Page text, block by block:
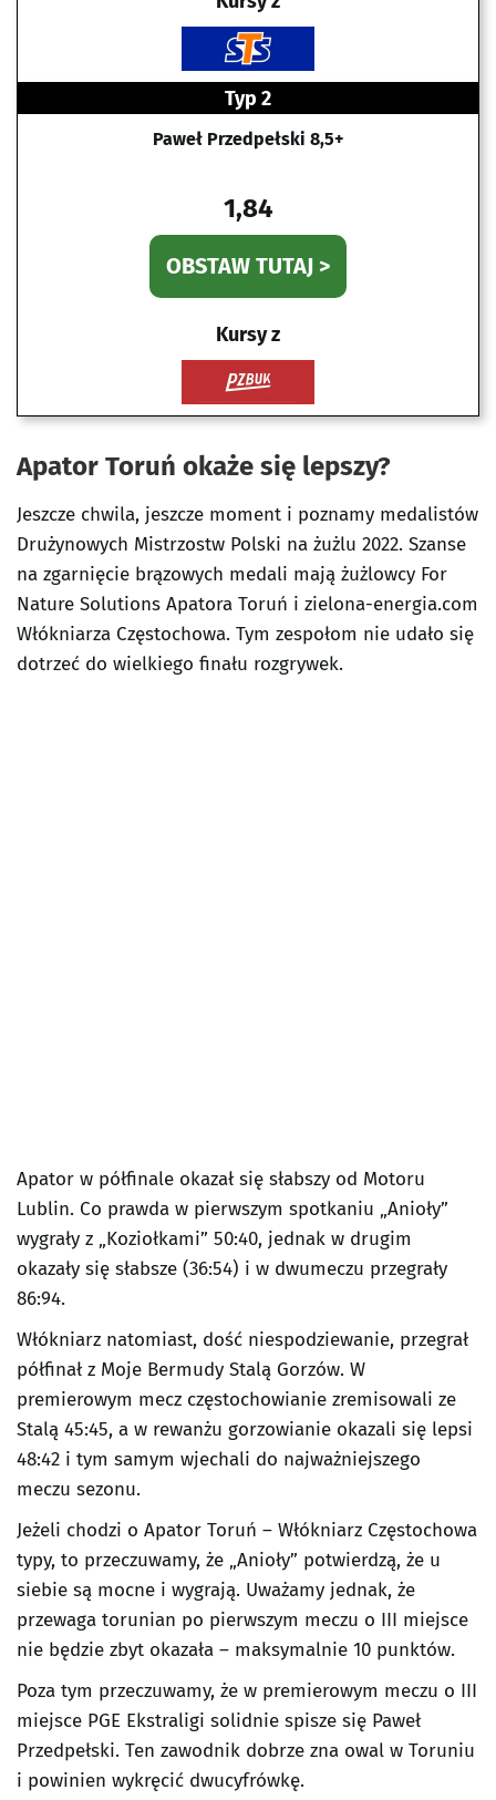
Typ 2
Paweł Przedpełski 8,5+
1,84
OBSTAW TUTAJ >
Kursy z
Apator Toruń okaże się lepszy?
Jeszcze chwila, jeszcze moment i poznamy medalistów
Drużynowych Mistrzostw Polski na żużlu 2022. Szanse
na zgarnięcie brązowych medali mają żużlowcy For
Nature Solutions Apatora Toruń i zielona-energia.com
Włókniarza Częstochowa. Tym zespołom nie udało się
dotrzeć do wielkiego finału rozgrywek.
Apator w półfinale okazał się słabszy od Motoru
Lublin. Co prawda w pierwszym spotkaniu „Anioły”
wygrały z „Koziołkami” 50:40, jednak w drugim
okazały się słabsze (36:54) i w dwumeczu przegrały
86:94.
Włókniarz natomiast, dość niespodziewanie, przegrał
półfinał z Moje Bermudy Stalą Gorzów. W
premierowym mecz częstochowianie zremisowali ze
Stalą 45:45, a w rewanżu gorzowianie okazali się lepsi
48:42 i tym samym wjechali do najważniejszego
meczu sezonu.
Jeżeli chodzi o Apator Toruń – Włókniarz Częstochowa
typy, to przeczuwamy, że „Anioły” potwierdzą, że u
siebie są mocne i wygrają. Uważamy jednak, że
przewaga torunian po pierwszym meczu o III miejsce
nie będzie zbyt okazała – maksymalnie 10 punktów.
Poza tym przeczuwamy, że w premierowym meczu o III
miejsce PGE Ekstraligi solidnie spisze się Paweł
Przedpełski. Ten zawodnik dobrze zna owal w Toruniu
i powinien wykręcić dwucyfrówkę.